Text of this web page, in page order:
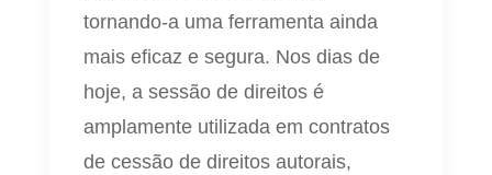
tornando-a uma ferramenta ainda
mais eficaz e segura. Nos dias de
hoje, a sessão de direitos é
amplamente utilizada em contratos
de cessão de direitos autorais,